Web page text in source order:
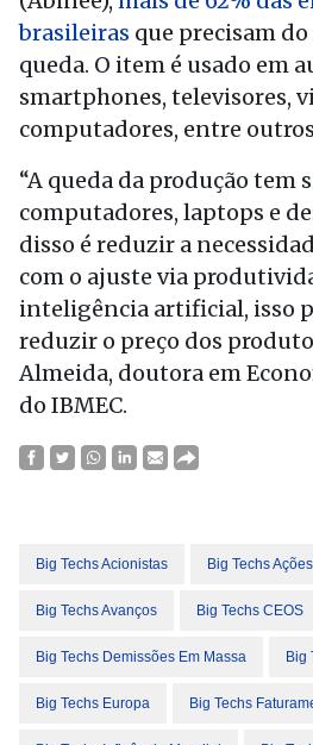
brasileiras que precisam
queda. O item é usado em
smartphones, televisores,
computadores, entre
“A queda da produção tem
computadores, laptops e
disso é reduzir a
com o ajuste via
inteligência artificial, isso
reduzir o preço dos
Almeida, doutora em
do IBMEC.
Big Techs Acionistas Big Techs
Big Techs Avanços Big Techs CEOS
Big Techs Demissões Em Massa Big
Big Techs Europa Big Techs